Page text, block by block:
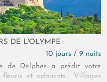
DE L'OLYMPE
10 jours / 9 nuits
de Delphes a prédit votre
et odorants… Villages